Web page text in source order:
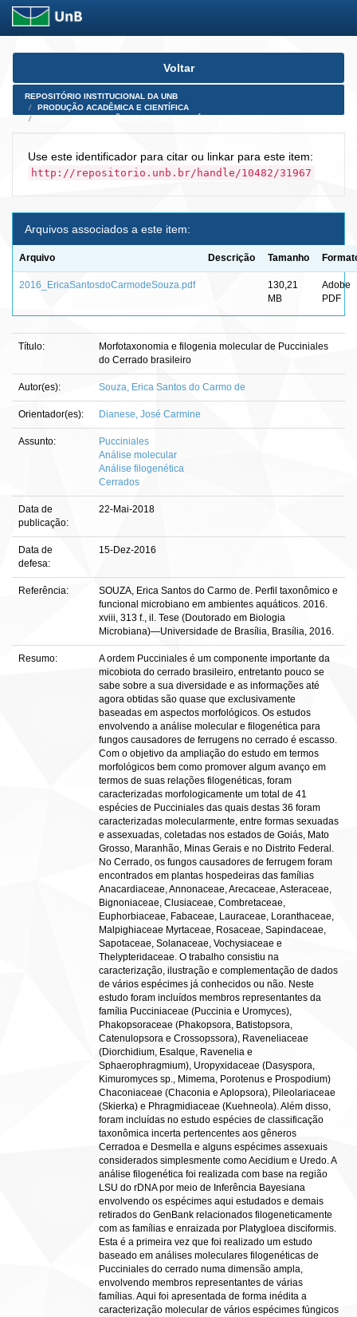
Skip
Voltar
REPOSITÓRIO INSTITUCIONAL DA UNB
PRODUÇÃO ACADÊMICA E CIENTÍFICA
Use este identificador para citar ou linkar para este item:
http://repositorio.unb.br/handle/10482/31967
Arquivos associados a este item:
Arquivo Descrição Tamanho
2016_EricaSantosdoCarmodeSouza.pdf
130,21
MB
Adobe
PDF
Título:
Morfotaxonomia e filogenia molecular de Pucciniales
do Cerrado brasileiro
Autor(es): Souza, Erica Santos do Carmo de
Orientador(es): Dianese, José Carmine
Assunto:
Pucciniales
Análise molecular
Análise filogenética
Cerrados
Data de
publicação:
22-Mai-2018
Data de
defesa:
15-Dez-2016
Referência:
SOUZA, Erica Santos do Carmo de. Perfil taxonômico e
funcional microbiano em ambientes aquáticos. 2016.
xviii, 313 f., il. Tese (Doutorado em Biologia
Microbiana)—Universidade de Brasília, Brasília, 2016.
Resumo:
A ordem Pucciniales é um componente importante da
micobiota do cerrado brasileiro, entretanto pouco se
sabe sobre a sua diversidade e as informações até
agora obtidas são quase que exclusivamente
baseadas em aspectos morfológicos. Os estudos
envolvendo a análise molecular e filogenética para
fungos causadores de ferrugens no cerrado é escasso.
Com o objetivo da ampliação do estudo em termos
morfológicos bem como promover algum avanço em
termos de suas relações filogenéticas, foram
caracterizadas morfologicamente um total de 41
espécies de Pucciniales das quais destas 36 foram
caracterizadas molecularmente, entre formas sexuadas
e assexuadas, coletadas nos estados de Goiás, Mato
Grosso, Maranhão, Minas Gerais e no Distrito Federal.
No Cerrado, os fungos causadores de ferrugem foram
encontrados em plantas hospedeiras das famílias
Anacardiaceae, Annonaceae, Arecaceae, Asteraceae,
Bignoniaceae, Clusiaceae, Combretaceae,
Euphorbiaceae, Fabaceae, Lauraceae, Loranthaceae,
Malpighiaceae Myrtaceae, Rosaceae, Sapindaceae,
Sapotaceae, Solanaceae, Vochysiaceae e
Thelypteridaceae. O trabalho consistiu na
caracterização, ilustração e complementação de dados
de vários espécimes já conhecidos ou não. Neste
estudo foram incluídos membros representantes da
família Pucciniaceae (Puccinia e Uromyces),
Phakopsoraceae (Phakopsora, Batistopsora,
Catenulopsora e Crossopssora), Raveneliaceae
(Diorchidium, Esalque, Ravenelia e
Sphaerophragmium), Uropyxidaceae (Dasyspora,
Kimuromyces sp., Mimema, Porotenus e Prospodium)
Chaconiaceae (Chaconia e Aplopsora), Pileolariaceae
(Skierka) e Phragmidiaceae (Kuehneola). Além disso,
foram incluídas no estudo espécies de classificação
taxonômica incerta pertencentes aos gêneros
Cerradoa e Desmella e alguns espécimes assexuais
considerados simplesmente como Aecidium e Uredo. A
análise filogenética foi realizada com base na região
LSU do rDNA por meio de Inferência Bayesiana
envolvendo os espécimes aqui estudados e demais
retirados do GenBank relacionados filogeneticamente
com as famílias e enraizada por Platygloea disciformis.
Esta é a primeira vez que foi realizado um estudo
baseado em análises moleculares filogenéticas de
Pucciniales do cerrado numa dimensão ampla,
envolvendo membros representantes de várias
famílias. Aqui foi apresentada de forma inédita a
caracterização molecular de vários espécimes fúngicos